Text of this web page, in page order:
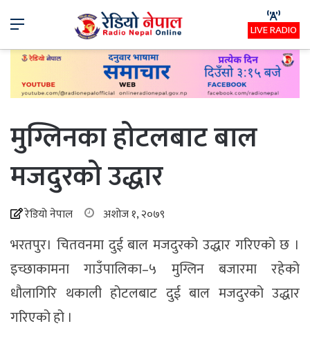
Menu LIVE RADIO
मुग्लिनका होटलबाट बाल
मजदुरको उद्धार
रेडियो नेपाल अशोज १, २०७९
भरतपुर। चितवनमा दुई बाल मजदुरको उद्धार गरिएको छ ।
इच्छाकामना गाउँपालिका–५ मुग्लिन बजारमा रहेको
धौलागिरि थकाली होटलबाट दुई बाल मजदुरको उद्धार
गरिएको हो ।